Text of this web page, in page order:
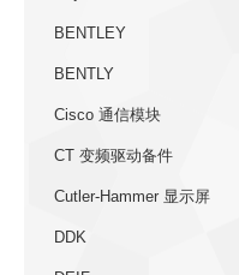
BENTLEY
BENTLY
Cisco 通信模块
CT 变频驱动备件
Cutler-Hammer 显示屏
DDK